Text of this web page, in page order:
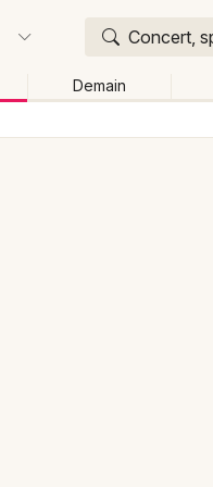
Concert,
Demain